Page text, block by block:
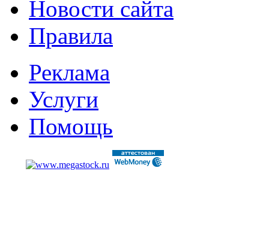
Новости сайта
Правила
Реклама
Услуги
Помощь